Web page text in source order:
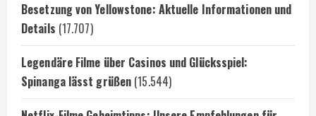
Besetzung von Yellowstone: Aktuelle Informationen und
Details (17.707)
Legendäre Filme über Casinos und Glücksspiel:
Spinanga lässt grüßen (15.544)